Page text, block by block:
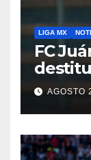
LIGA MX
FC
AGOSTO